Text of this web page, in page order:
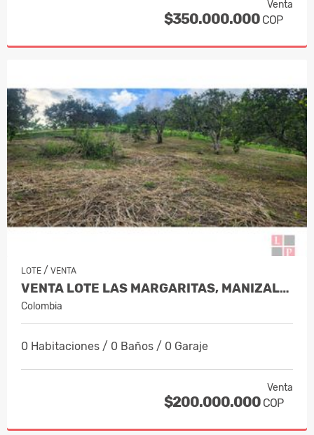
Venta
$350.000.000 COP
LOTE / VENTA
VENTA LOTE LAS MARGARITAS, MANIZALES…
Colombia
0 Habitaciones / 0 Baños / 0 Garaje
Venta
$200.000.000 COP